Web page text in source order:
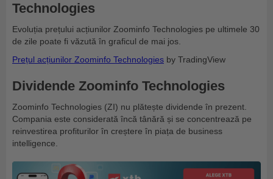
Technologies
Evoluția prețului acțiunilor Zoominfo Technologies pe ultimele 30
de zile poate fi văzută în graficul de mai jos.
Prețul acțiunilor Zoominfo Technologies by TradingView
Dividende Zoominfo Technologies
Zoominfo Technologies (ZI) nu plătește dividende în prezent.
Compania este considerată încă tânără și se concentrează pe
reinvestirea profiturilor în creștere în piața de business
intelligence.